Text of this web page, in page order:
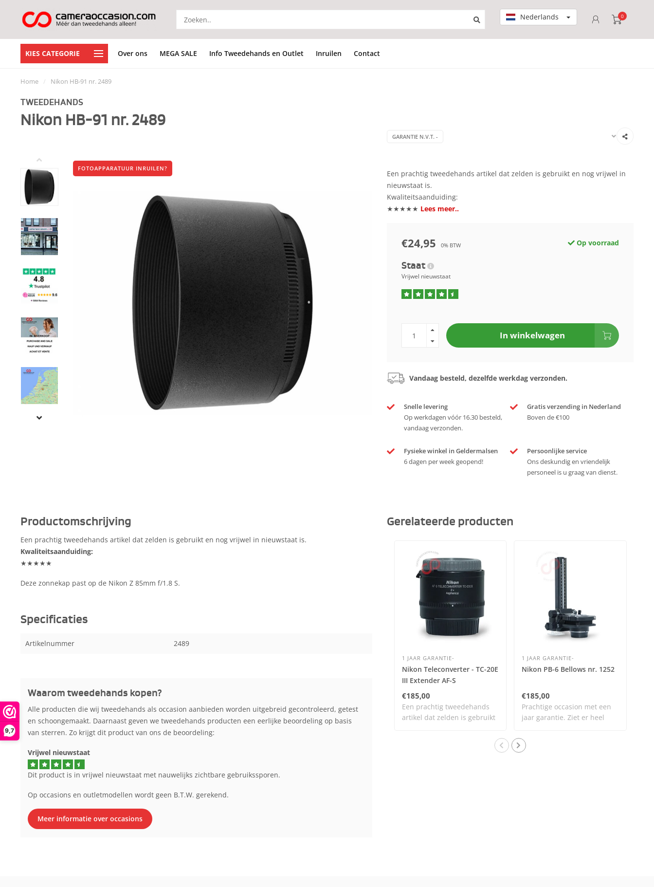
9,7
Nederlands 0
KIES CATEGORIE Over ons MEGA SALE Info Tweedehands en Outlet Inruilen Contact
Home / Nikon HB-91 nr. 2489
TWEEDEHANDS
Nikon HB-91 nr. 2489
GARANTIE N.V.T. -
FOTOAPPARATUUR INRUILEN?
Een prachtig tweedehands artikel dat zelden is gebruikt en nog vrijwel in
nieuwstaat is.
Kwaliteitsaanduiding:
★★★★★ Lees meer..
€24,95 0% BTW Op voorraad
Staat
Vrijwel nieuwstaat
In winkelwagen
Vandaag besteld, dezelfde werkdag verzonden.
Snelle levering
Op werkdagen vóór 16.30 besteld,
vandaag verzonden.
Gratis verzending in Nederland
Boven de €100
Fysieke winkel in Geldermalsen
6 dagen per week geopend!
Persoonlijke service
Ons deskundig en vriendelijk
personeel is u graag van dienst.
Productomschrijving
Een prachtig tweedehands artikel dat zelden is gebruikt en nog vrijwel in nieuwstaat is.
Kwaliteitsaanduiding:
★★★★★
Deze zonnekap past op de Nikon Z 85mm f/1.8 S.
Specificaties
Artikelnummer 2489
Waarom tweedehands kopen?
Alle producten die wij tweedehands als occasion aanbieden worden uitgebreid gecontroleerd, getest
en schoongemaakt. Daarnaast geven we tweedehands producten een eerlijke beoordeling op basis
van sterren. Zo krijgt dit product van ons de beoordeling:
Vrijwel nieuwstaat
Dit product is in vrijwel nieuwstaat met nauwelijks zichtbare gebruikssporen.
Op occasions en outletmodellen wordt geen B.T.W. gerekend.
Meer informatie over occasions
Gerelateerde producten
1 JAAR GARANTIE-
Nikon Teleconverter - TC-20E
III Extender AF-S
€185,00
Een prachtig tweedehands
artikel dat zelden is gebruikt
1 JAAR GARANTIE-
Nikon PB-6 Bellows nr. 1252
€185,00
Prachtige occasion met een
jaar garantie. Ziet er heel